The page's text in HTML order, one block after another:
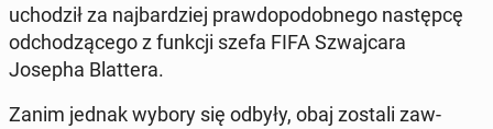
uchodz­ił za na­jbardziej praw­dopodob­ne­go następcę
od­chodzącego z funkcji szefa FIFA Szwa­j­cara
Josepha Blat­tera.
Zanim jednak wybory się odbyły, obaj zostali za­w­